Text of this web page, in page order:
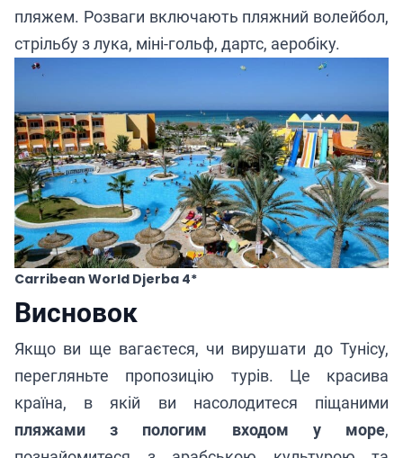
пляжем. Розваги включають пляжний волейбол,
стрільбу з лука, міні-гольф, дартс, аеробіку.
Carribean World Djerba 4*
Висновок
Якщо ви ще вагаєтеся, чи вирушати до Тунісу,
перегляньте пропозицію турів. Це красива
країна, в якій ви насолодитеся піщаними
пляжами з пологим входом у море,